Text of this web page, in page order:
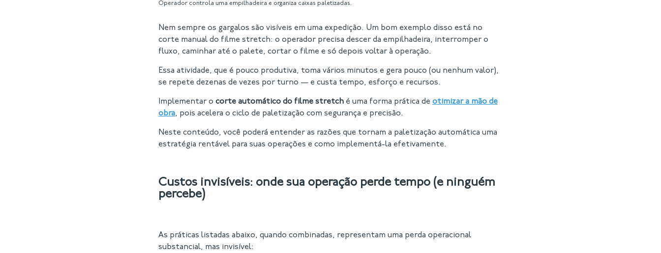
Operador controla uma empilhadeira e organiza caixas paletizadas.
Nem sempre os gargalos são visíveis em uma expedição. Um bom exemplo disso está no
corte manual do filme stretch: o operador precisa descer da empilhadeira, interromper o
fluxo, caminhar até o palete, cortar o filme e só depois voltar à operação.
Essa atividade, que é pouco produtiva, toma vários minutos e gera pouco (ou nenhum valor),
se repete dezenas de vezes por turno — e custa tempo, esforço e recursos.
Implementar o corte automático do filme stretch é uma forma prática de otimizar a mão de
obra, pois acelera o ciclo de paletização com segurança e precisão.
Neste conteúdo, você poderá entender as razões que tornam a paletização automática uma
estratégia rentável para suas operações e como implementá-la efetivamente.
Custos invisíveis: onde sua operação perde tempo (e ninguém
percebe)
As práticas listadas abaixo, quando combinadas, representam uma perda operacional
substancial, mas invisível: